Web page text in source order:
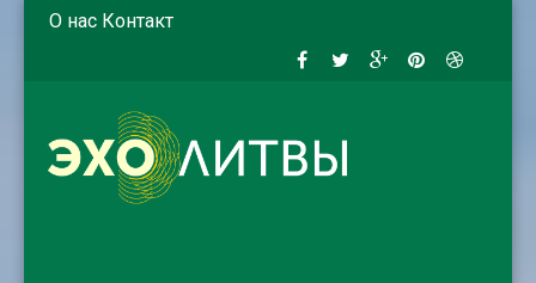
О нас Контакт